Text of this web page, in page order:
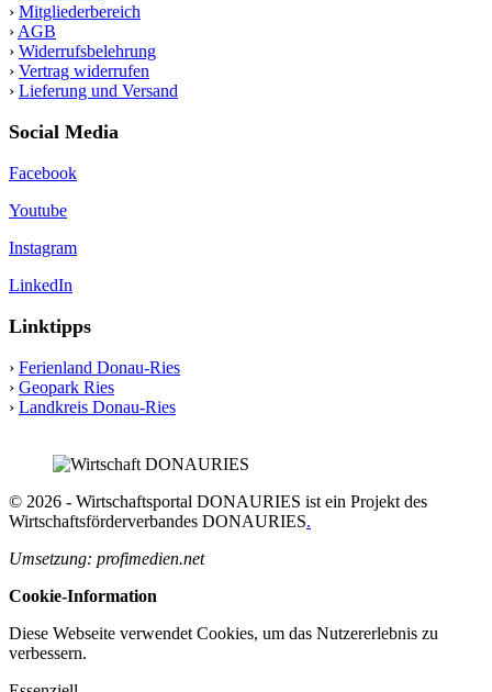
› Mitgliederbereich
› AGB
› Widerrufsbelehrung
› Vertrag widerrufen
› Lieferung und Versand
Social Media
Facebook
Youtube
Instagram
LinkedIn
Linktipps
› Ferienland Donau-Ries
› Geopark Ries
› Landkreis Donau-Ries
© 2026 - Wirtschaftsportal DONAURIES ist ein Projekt des
Wirtschaftsförderverbandes DONAURIES.
Umsetzung: profimedien.net
Cookie-Information
Diese Webseite verwendet Cookies, um das Nutzererlebnis zu
verbessern.